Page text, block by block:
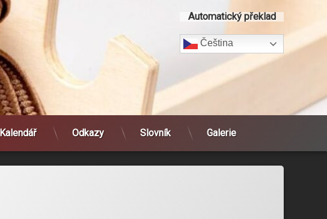
Automatický překlad
Čeština‎
Kalendář Odkazy Slovník Galerie